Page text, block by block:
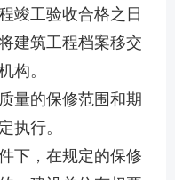
工验收合格之日
建筑工程档案移交
构。
的保修范围和期
执行。
，在规定的保修